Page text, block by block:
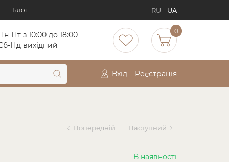
Блог RU UA
Пт з 10:00 до 18:00
Нд вихідний
0
Вхід Реєстрація
Попередній Наступний
В наявності